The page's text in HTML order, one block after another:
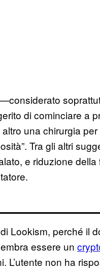
di cominciare a
una chirurgia
Tra gli altri
e riduzione della
Lookism, perché il
essere un
L’utente non ha